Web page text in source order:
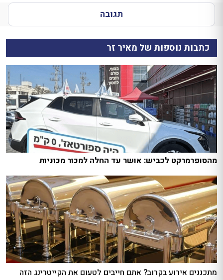
תגובה
כתבות נוספות של מאיר זר
מהסופרמרקט לכביש: אושר עד החלה למכור מכוניות
מתכננים אירוע בקרוב? אתם חייבים לטעום את הקייטרינג הזה